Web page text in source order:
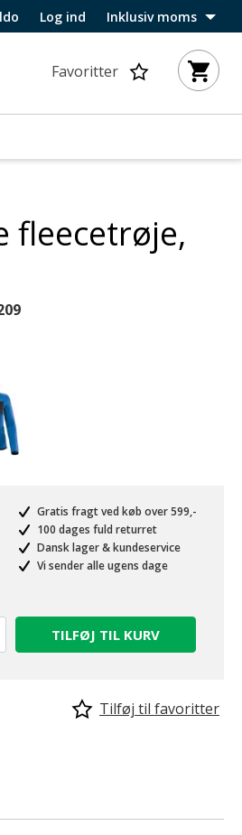
Log ind Inklusiv moms
Favoritter
fleecetrøje,
Gratis fragt ved køb over 599,-
100 dages fuld returret
Dansk lager & kundeservice
Vi sender alle ugens dage
TILFØJ TIL KURV
Tilføj til favoritter